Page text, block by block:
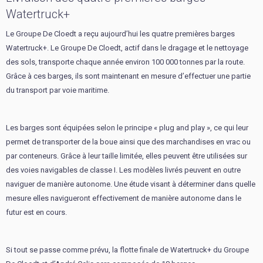
Watertruck+
Le Groupe De Cloedt a reçu aujourd’hui les quatre premières barges
Watertruck+. Le Groupe De Cloedt, actif dans le dragage et le nettoyage
des sols, transporte chaque année environ 100 000 tonnes par la route.
Grâce à ces barges, ils sont maintenant en mesure d’effectuer une partie
du transport par voie maritime.
Les barges sont équipées selon le principe « plug and play », ce qui leur
permet de transporter de la boue ainsi que des marchandises en vrac ou
par conteneurs. Grâce à leur taille limitée, elles peuvent être utilisées sur
des voies navigables de classe I. Les modèles livrés peuvent en outre
naviguer de manière autonome. Une étude visant à déterminer dans quelle
mesure elles navigueront effectivement de manière autonome dans le
futur est en cours.
Si tout se passe comme prévu, la flotte finale de Watertruck+ du Groupe